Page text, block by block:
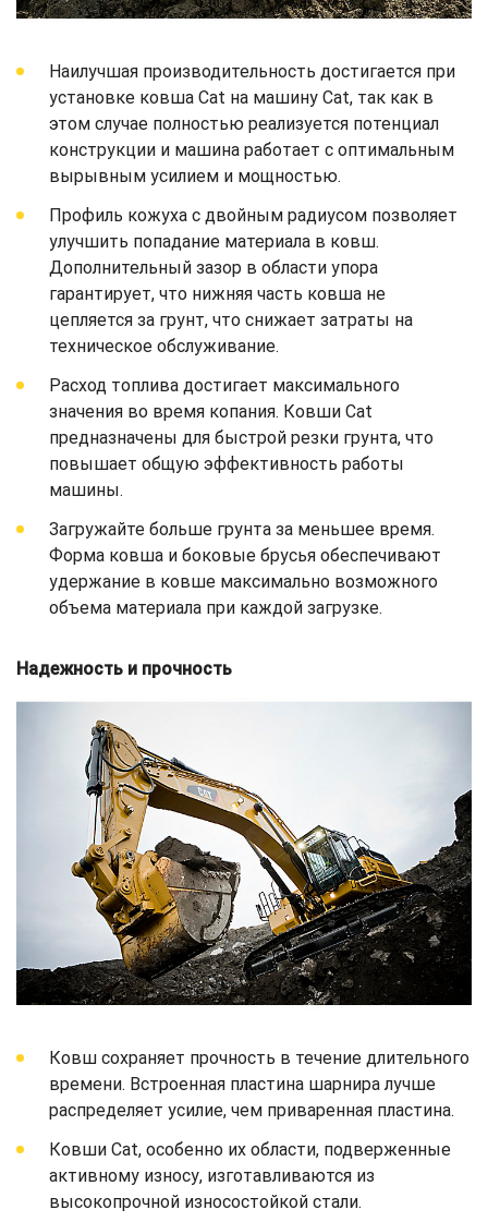
Наилучшая производительность достигается при
установке ковша Cat на машину Cat, так как в
этом случае полностью реализуется потенциал
конструкции и машина работает с оптимальным
вырывным усилием и мощностью.
Профиль кожуха с двойным радиусом позволяет
улучшить попадание материала в ковш.
Дополнительный зазор в области упора
гарантирует, что нижняя часть ковша не
цепляется за грунт, что снижает затраты на
техническое обслуживание.
Расход топлива достигает максимального
значения во время копания. Ковши Cat
предназначены для быстрой резки грунта, что
повышает общую эффективность работы
машины.
Загружайте больше грунта за меньшее время.
Форма ковша и боковые брусья обеспечивают
удержание в ковше максимально возможного
объема материала при каждой загрузке.
Надежность и прочность
Ковш сохраняет прочность в течение длительного
времени. Встроенная пластина шарнира лучше
распределяет усилие, чем приваренная пластина.
Ковши Cat, особенно их области, подверженные
активному износу, изготавливаются из
высокопрочной износостойкой стали.